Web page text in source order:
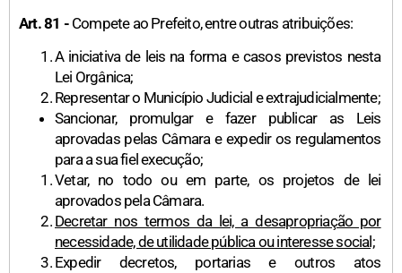
Art. 81 -Compete ao Prefeito, entre outras atribuições:
A iniciativa de leis na forma e casos previstos nesta
Lei Orgânica;
Representar o Município Judicial e extrajudicialmente;
Sancionar, promulgar e fazer publicar as Leis
aprovadas pelas Câmara e expedir os regulamentos
para a sua fiel execução;
Vetar, no todo ou em parte, os projetos de lei
aprovados pela Câmara.
Decretar nos termos da lei, a desapropriação por
necessidade, de utilidade pública ou interesse social;
Expedir decretos, portarias e outros atos